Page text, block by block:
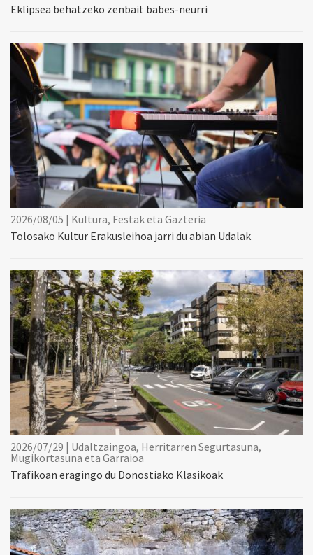
Eklipsea behatzeko zenbait babes-neurri
2026/08/05 | Kultura, Festak eta Gazteria
Tolosako Kultur Erakusleihoa jarri du abian Udalak
2026/07/29 | Udaltzaingoa, Herritarren Segurtasuna,
Mugikortasuna eta Garraioa
Trafikoan eragingo du Donostiako Klasikoak